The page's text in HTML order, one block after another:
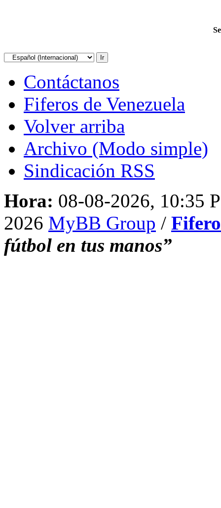
Contáctanos
Fiferos de Venezuela
Volver arriba
Archivo (Modo simple)
Sindicación RSS
Hora: 08-08-2026, 10:35
2026 MyBB Group /
fútbol en tus manos”